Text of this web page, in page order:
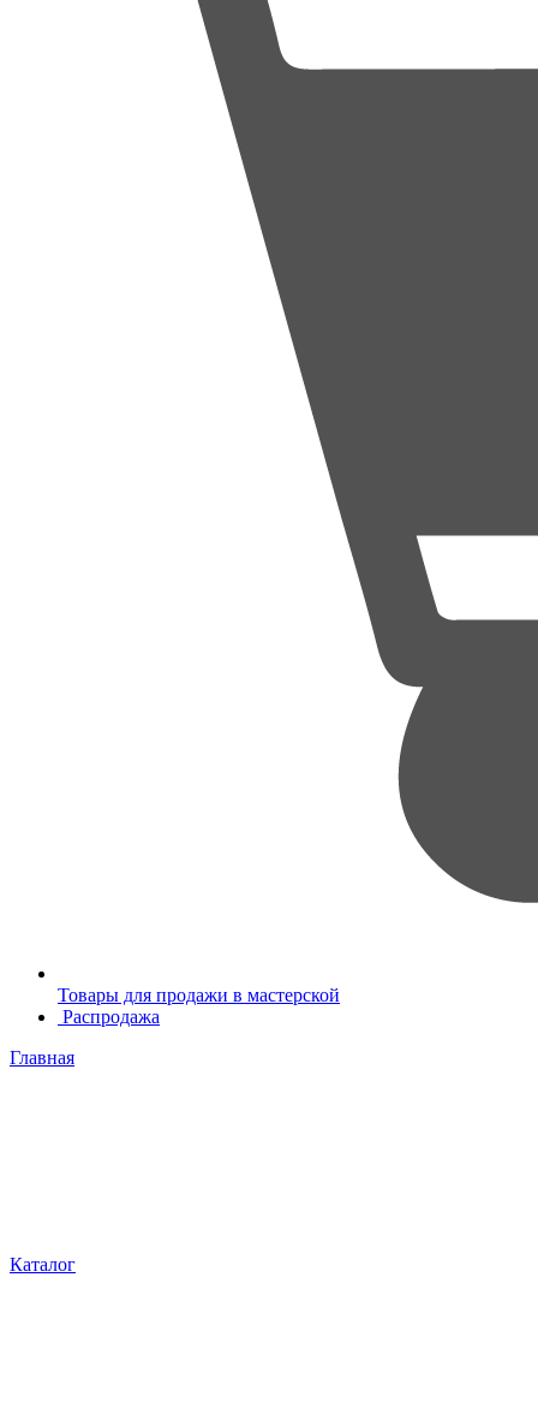
Товары для продажи в мастерской
Распродажа
Главная
Каталог